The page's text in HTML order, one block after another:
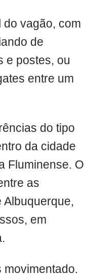
do vagão, com
de
e postes, ou
entre um
do tipo
da cidade
Fluminense. O
as
Albuquerque,
em
movimentado.